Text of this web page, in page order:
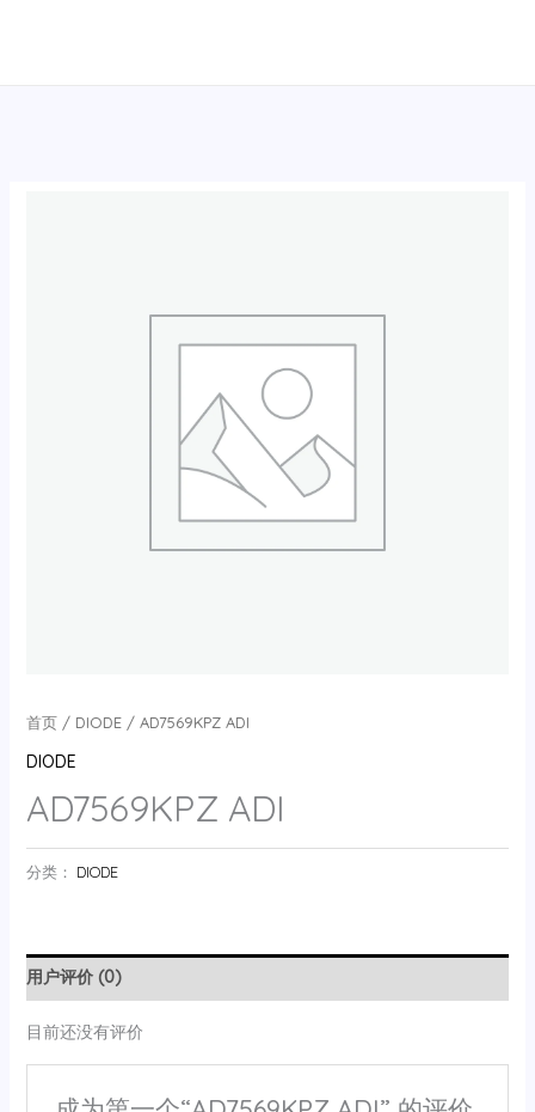
首页/ DIODE/ AD7569KPZ ADI
DIODE
AD7569KPZ ADI
分类： DIODE
用户评价 (0)
目前还没有评价